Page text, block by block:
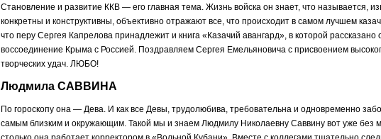
Становление и развитие ККВ — его главная тема. Жизнь войска он знает, что называется,
конкретны и конструктивны, объективно отражают все, что происходит в самом лучшем
что перу Сергея Капрелова принадлежит и книга «Казачий авангард», в которой
воссоединение Крыма с Россией. Поздравляем Сергея Емельяновича с присвоением
творческих удач. ЛЮБО!
Людмила САВВИНА
По гороскопу она — Дева. И как все Девы, трудолюбива, требовательна и одновременно
самым близким и окружающим. Такой мы и знаем Людмилу Николаевну Саввину вот уже без